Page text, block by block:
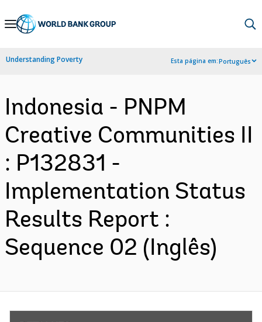
Skip
Navigation
Understanding Poverty Esta página em:Português
Indonesia - PNPM
Creative Communities II
: P132831 -
Implementation Status
Results Report :
Sequence 02 (Inglês)